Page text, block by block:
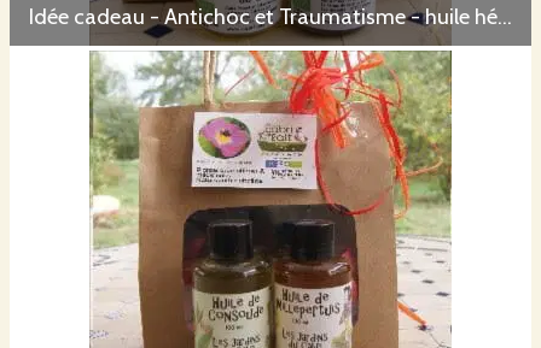
Idée cadeau - Antichoc et Traumatisme - huile hélicryse + huile laurier noble